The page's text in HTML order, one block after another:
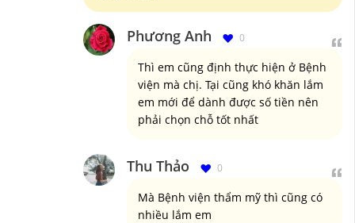
Phương Anh 0
Thì em cũng định thực hiện ở Bệnh
viện mà chị. Tại cũng khó khăn lắm
em mới để dành được số tiền nên
phải chọn chỗ tốt nhất
Thu Thảo 0
Mà Bệnh viện thẩm mỹ thì cũng có
nhiều lắm em